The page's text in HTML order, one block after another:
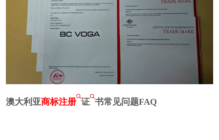
澳大利亚商标注册 证 书常见问题FAQ